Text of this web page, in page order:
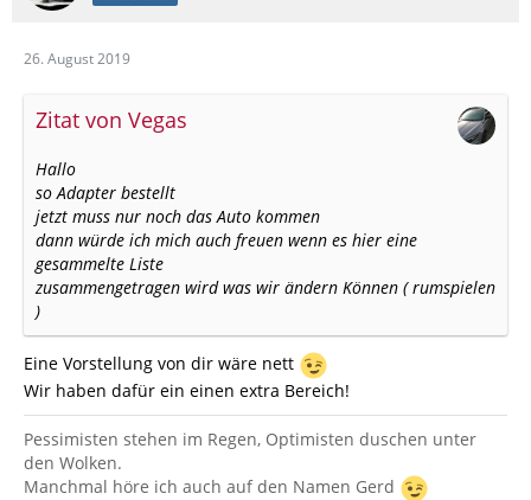
26. August 2019
Zitat von Vegas
Hallo
so Adapter bestellt
jetzt muss nur noch das Auto kommen
dann würde ich mich auch freuen wenn es hier eine
gesammelte Liste
zusammengetragen wird was wir ändern Können ( rumspielen
)
Eine Vorstellung von dir wäre nett
Wir haben dafür ein einen extra Bereich!
Pessimisten stehen im Regen, Optimisten duschen unter
den Wolken.
Manchmal höre ich auch auf den Namen Gerd